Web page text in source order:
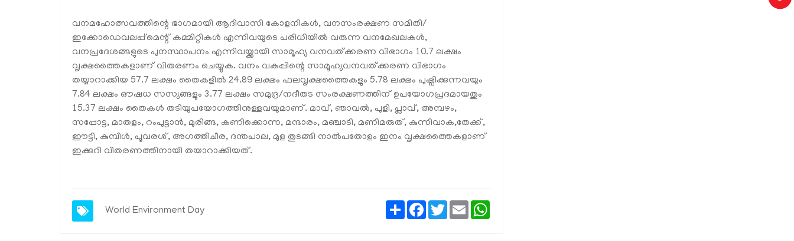
വനമഹോത്സവത്തിന്റെ ഭാഗമായി ആദിവാസി കോളനികള്‍, വനസംരക്ഷണ സമിതി/
ഇക്കോഡെവലപ്പ്‌മെന്റ് കമ്മിറ്റികള്‍ എന്നിവയുടെ പരിധിയില്‍ വരുന്ന വനമേഖലകള്‍,
വനപ്രദേശങ്ങളുടെ പുനസ്ഥാപനം എന്നിവയ്ക്കായി സാമൂഹ്യ വനവത്ക്കരണ വിഭാഗം 10.7 ലക്ഷം
വൃക്ഷത്തൈകളാണ് വിതരണം ചെയ്യുക. വനം വകുപ്പിന്റെ സാമൂഹ്യവനവത്ക്കരണ വിഭാഗം
തയ്യാറാക്കിയ 57.7 ലക്ഷം തൈകളില്‍ 24.89 ലക്ഷം ഫലവൃക്ഷത്തൈകളും 5.78 ലക്ഷം പുഷ്പിക്കുന്നവയും
7.84 ലക്ഷം ഔഷധ സസ്യങ്ങളും 3.77 ലക്ഷം സമുദ്ര/നദീതട സംരക്ഷണത്തിന് ഉപയോഗപ്രദമായതും
15.37 ലക്ഷം തൈകള്‍ തടിയുപയോഗത്തിനുള്ളവയുമാണ്. മാവ്, ഞാവല്‍, പുളി, പ്ലാവ്, അമ്പഴം,
സപ്പോട്ട, മാതളം, റംപുട്ടാന്‍, മുരിങ്ങ, കണിക്കൊന്ന, മന്ദാരം, മഞ്ചാടി, മണിമരുത്, കുന്നിവാക,തേക്ക്,
ഈട്ടി, കുമ്പിള്‍, പൂവരശ്, അഗത്തിചീര, ദന്തപാല, മുള തുടങ്ങി നാല്‍പതോളം ഇനം വൃക്ഷത്തൈകളാണ്
ഇക്കുറി വിതരണത്തിനായി തയാറാക്കിയത്.
World Environment Day
ShareFacebook
TwitterEmail